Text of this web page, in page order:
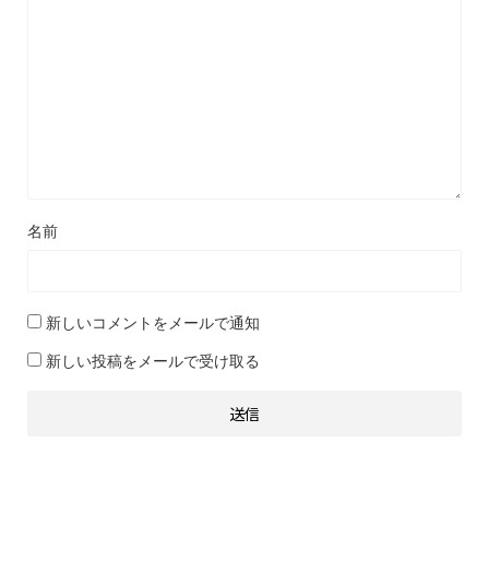
名前
新しいコメントをメールで通知
新しい投稿をメールで受け取る